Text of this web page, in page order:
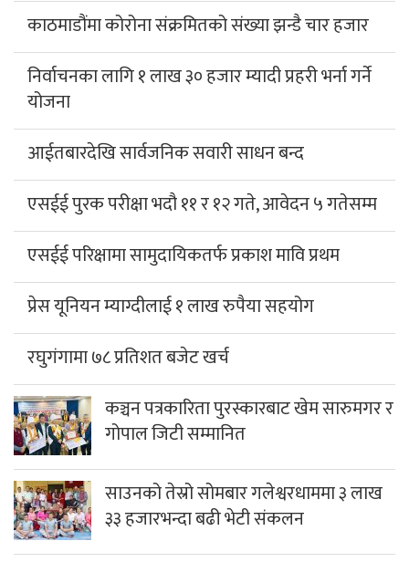
काठमाडौंमा कोरोना संक्रमितको संख्या झन्डै चार हजार
निर्वाचनका लागि १ लाख ३० हजार म्यादी प्रहरी भर्ना गर्ने
योजना
आईतबारदेखि सार्वजनिक सवारी साधन बन्द
एसईई पुरक परीक्षा भदौ ११ र १२ गते, आवेदन ५ गतेसम्म
एसईई परिक्षामा सामुदायिकतर्फ प्रकाश मावि प्रथम
प्रेस यूनियन म्याग्दीलाई १ लाख रुपैया सहयोग
रघुगंगामा ७८ प्रतिशत बजेट खर्च
कञ्चन पत्रकारिता पुरस्कारबाट खेम सारुमगर र
गोपाल जिटी सम्मानित
साउनको तेस्रो सोमबार गलेश्वरधाममा ३ लाख
३३ हजारभन्दा बढी भेटी संकलन